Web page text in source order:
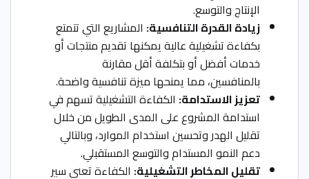
الإنتاج والتوسع.
زيادة القدرة التنافسية:المشاريع التي تتمتع
بكفاءة تشغيلية عالية يمكنها تقديم منتجات أو
خدمات أفضل أو بتكلفة أقل مقارنة
بالمنافسين، مما يمنحها ميزة تنافسية واضحة.
تعزيز الاستدامة:الكفاءة التشغيلية تسهم في
استدامة المشروع على المدى الطويل من خلال
تقليل الهدر وتحسين استخدام الموارد، وبالتالي
دعم النمو المستدام والتوسع المستقبلي.
تقليل المخاطر التشغيلية:الكفاءة تعني سير